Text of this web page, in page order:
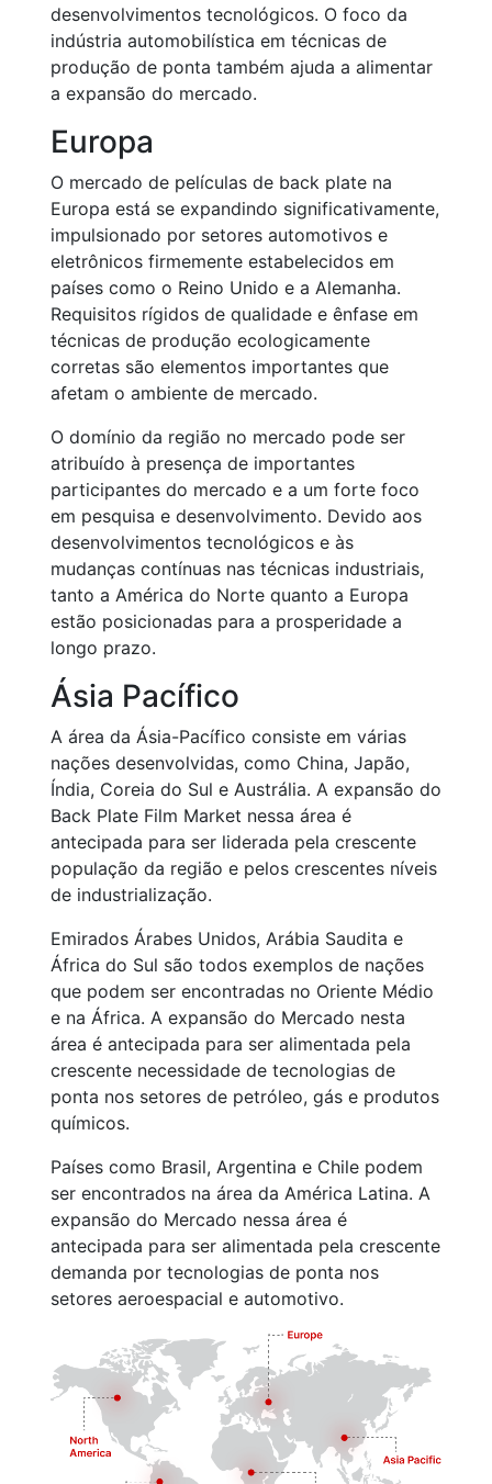
desenvolvimentos tecnológicos. O foco da
indústria automobilística em técnicas de
produção de ponta também ajuda a alimentar
a expansão do mercado.
Europa
O mercado de películas de back plate na
Europa está se expandindo significativamente,
impulsionado por setores automotivos e
eletrônicos firmemente estabelecidos em
países como o Reino Unido e a Alemanha.
Requisitos rígidos de qualidade e ênfase em
técnicas de produção ecologicamente
corretas são elementos importantes que
afetam o ambiente de mercado.
O domínio da região no mercado pode ser
atribuído à presença de importantes
participantes do mercado e a um forte foco
em pesquisa e desenvolvimento. Devido aos
desenvolvimentos tecnológicos e às
mudanças contínuas nas técnicas industriais,
tanto a América do Norte quanto a Europa
estão posicionadas para a prosperidade a
longo prazo.
Ásia Pacífico
A área da Ásia-Pacífico consiste em várias
nações desenvolvidas, como China, Japão,
Índia, Coreia do Sul e Austrália. A expansão do
Back Plate Film Market nessa área é
antecipada para ser liderada pela crescente
população da região e pelos crescentes níveis
de industrialização.
Emirados Árabes Unidos, Arábia Saudita e
África do Sul são todos exemplos de nações
que podem ser encontradas no Oriente Médio
e na África. A expansão do Mercado nesta
área é antecipada para ser alimentada pela
crescente necessidade de tecnologias de
ponta nos setores de petróleo, gás e produtos
químicos.
Países como Brasil, Argentina e Chile podem
ser encontrados na área da América Latina. A
expansão do Mercado nessa área é
antecipada para ser alimentada pela crescente
demanda por tecnologias de ponta nos
setores aeroespacial e automotivo.